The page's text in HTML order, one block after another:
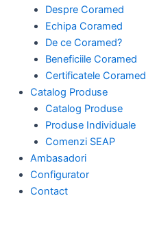
Despre Coramed
Echipa Coramed
De ce Coramed?
Beneficiile Coramed
Certificatele Coramed
Catalog Produse
Catalog Produse
Produse Individuale
Comenzi SEAP
Ambasadori
Configurator
Contact